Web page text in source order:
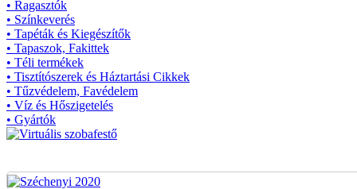
• Ragasztók
• Színkeverés
• Tapéták és Kiegészítők
• Tapaszok, Fakittek
• Téli termékek
• Tisztítószerek és Háztartási Cikkek
• Tűzvédelem, Favédelem
• Víz és Hőszigetelés
• Gyártók